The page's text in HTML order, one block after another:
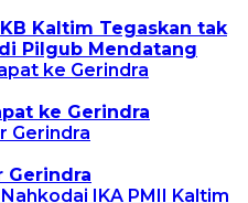
Kaltim Tegaskan tak
Pilgub Mendatang
ke Gerindra
Gerindra